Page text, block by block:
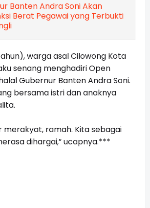
Banten Andra Soni Akan
Berat Pegawai yang Terbukti
warga asal Cilowong Kota
senang menghadiri Open
Gubernur Banten Andra Soni.
bersama istri dan anaknya
merakyat, ramah. Kita sebagai
dihargai,” ucapnya.***